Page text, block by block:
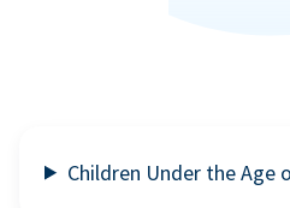
Children Under the Age